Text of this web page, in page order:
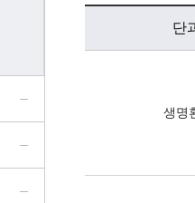
단
생명